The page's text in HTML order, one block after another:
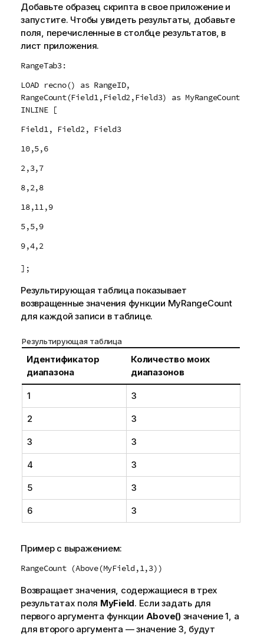
Добавьте образец скрипта в свое приложение и
запустите. Чтобы увидеть результаты, добавьте
поля, перечисленные в столбце результатов, в
лист приложения.
RangeTab3:
LOAD recno() as RangeID,
RangeCount(Field1,Field2,Field3) as MyRangeCount
INLINE [
Field1, Field2, Field3
10,5,6
2,3,7
8,2,8
18,11,9
5,5,9
9,4,2
];
Результирующая таблица показывает
возвращенные значения функции MyRangeCount
для каждой записи в таблице.
Результирующая таблица
Идентификатор
диапазона
Количество моих
диапазонов
1 3
2 3
3 3
4 3
5 3
6 3
Пример с выражением:
RangeCount (Above(MyField,1,3))
Возвращает значения, содержащиеся в трех
результатах поля MyField. Если задать для
первого аргумента функции Above()значение1, а
для второго аргумента — значение 3, будут